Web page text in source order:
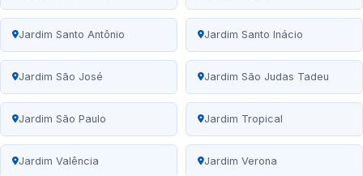
Jardim Santo Antônio Jardim Santo Inácio
Jardim São José Jardim São Judas Tadeu
Jardim São Paulo Jardim Tropical
Jardim Valência Jardim Verona